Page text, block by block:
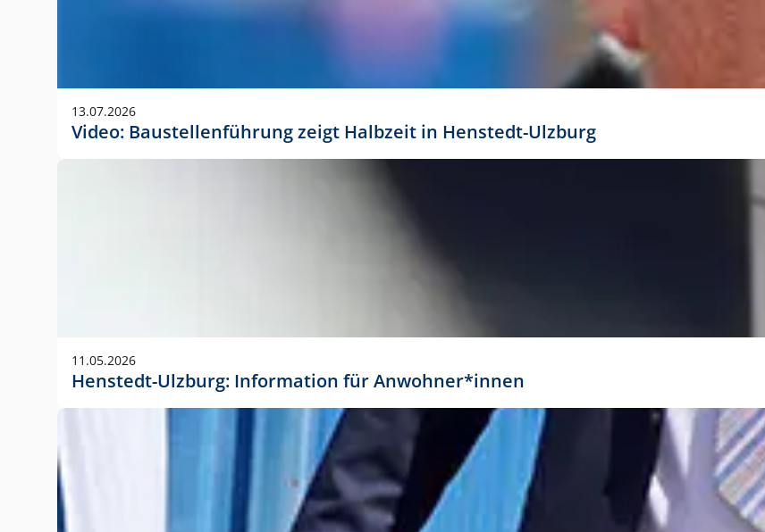
13.07.2026
Video: Baustellenführung zeigt Halbzeit in Henstedt-Ulzburg
11.05.2026
Henstedt-Ulzburg: Information für Anwohner*innen